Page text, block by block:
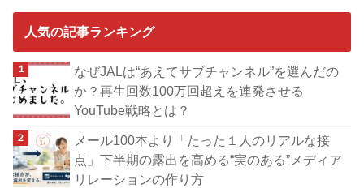
人気の記事ランキング
なぜJALは“あえてサブチャンネル”を選んだの
か？再生回数100万回超えを連発させる
YouTube戦略とは？
メール100本より「たった１人のリアルな接
点」下半期の露出を高める“実のある”メディア
リレーションの作り方